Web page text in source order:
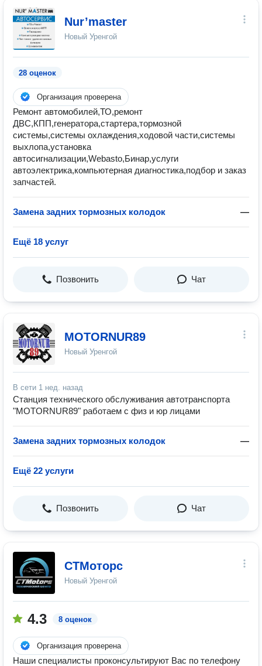
Nur’master
Новый Уренгой
28 оценок
Организация проверена
Ремонт автомобилей,ТО,ремонт
ДВС,КПП,генератора,стартера,тормозной
системы,системы охлаждения,ходовой части,системы
выхлопа,установка
автосигнализации,Webasto,Бинар,услуги
автоэлектрика,компьютерная диагностика,подбор и заказ
запчастей.
Замена задних тормозных колодок —
Ещё 18 услуг
Позвонить Чат
MOTORNUR89
Новый Уренгой
В сети 1 нед. назад
Станция технического обслуживания автотранспорта
"MOTORNUR89" работаем с физ и юр лицами
Замена задних тормозных колодок —
Ещё 22 услуги
Позвонить Чат
СТМоторс
Новый Уренгой
4.3 8 оценок
Организация проверена
Наши специалисты проконсультируют Вас по телефону